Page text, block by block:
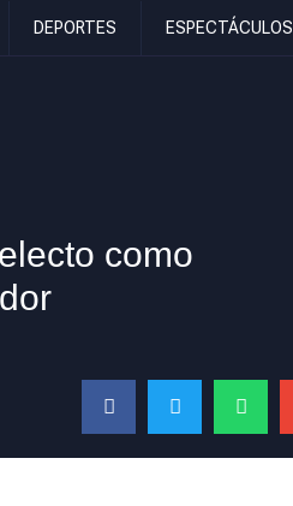
DEPORTES ESPECTÁCULOS
como